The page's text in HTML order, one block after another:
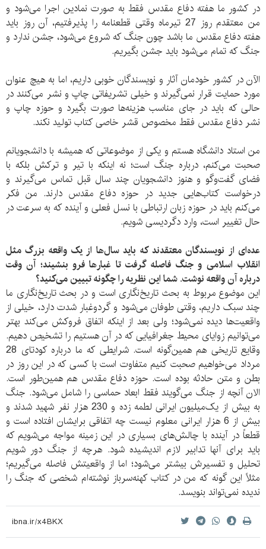
در کشور ما هفته دفاع مقدس فقط به صورت نمادین اجرا می‌شود و
من معتقدم روز 27 تیرماه وقتی قطعنامه را پذیرفتیم، آن روز باید
هفته دفاع مقدس ما باشد چون جنگ که شروع می‌شود، جشن ندارد و
جنگ که تمام می‌شود باید جشن بگیریم.
الآن در کشور خودمان آثار و نویسندگان خوبی داریم، اما به هیچ عنوان
مورد حمایت قرار نمی‌گیرند و خیلی تشریفاتی چاپ و نشر می‌کنند در
حالی که باید در جای مناسب هزینه‌ها صورت بگیرد و حوزه چاپ و
نشر دفاع مقدس فقط مخصوص قشر خاصی کتاب تولید نکند.
من استاد دانشگاه هستم و یکی از موضوعاتی که همیشه با دانشجویانم
صحبت می‌کنم، درباره جنگ است؛ نه اینکه با تیر و ترکش بلکه با
فضای گفت‌وگو و هنوز دانشجویان چند سال قبل تماس می‌گیرند و
درخواست کتاب‌هایی جدید در حوزه دفاع مقدس دارند. من فکر
می‌کنم باید در حوزه زبان ارتباطی با نسل فعلی و آینده که به سرعت در
حال تغییر است، وارد دگردیسی شویم.
عده‌ای از نویسندگان معتقدند که باید سال‌ها از یک واقعه بزرگ مثل
انقلاب اسلامی و جنگ فاصله گرفت تا غبارها فرو بنشیند؛ آن وقت
درباره آن واقعه نوشت. شما این نظریه را چگونه تبیین می‌کنید؟
این موضوع مربوط به بحث تاریخ‌نگاری است و در بحث تاریخ‌نگاری ما
چند سبک داریم، وقتی طوفان می‌شود و گردوغبار شدت دارد، خیلی از
واقعیت‌ها دیده نمی‌شود؛ ولی بعد از اینکه اتفاق فروکش می‌کند بهتر
می‌توانیم زوایای محیط جغرافیایی که در آن هستیم را تشخیص دهیم.
وقایع تاریخی هم همین‌گونه است. شرایطی که ما درباره کودتای 28
مرداد می‌خواهیم صحبت کنیم متفاوت است با کسی که در این روز در
بطن و متن حادثه بوده است. حوزه دفاع مقدس هم همین‌طور است.
الان آنچه از جنگ می‌گویند فقط ابعاد حماسی را شامل می‌شود. جنگ
به بیش از یک‌میلیون ایرانی لطمه زده و 230 هزار نفر شهید شدند و
بیش از 6 هزار ایرانی معلوم نیست چه اتفاقی برایشان افتاده است و
قطعاً در آینده با چالش‌های بسیاری در این زمینه مواجه می‌شویم که
باید برای آنها تدابیر لازم اندیشیده شود. هرچه از جنگ دور شویم
تحلیل و تفسیرش بیشتر می‌شود؛ اما از واقعیتش فاصله می‌گیریم؛
مثلاً این گونه که من در کتاب کهنه‌سرباز نوشته‌ام شخصی که جنگ را
ندیده نمی‌تواند بنویسد.